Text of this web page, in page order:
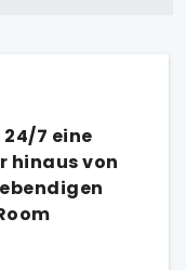
7 eine
hinaus von